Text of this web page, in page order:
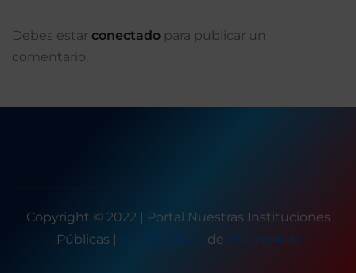
Debes estar conectado para publicar un
comentario.
Copyright © 2022 | Portal Nuestras Instituciones
Públicas | Seattle News de ThemeArile